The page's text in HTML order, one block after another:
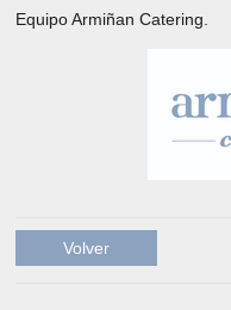
Equipo Armiñan Catering.
Volver